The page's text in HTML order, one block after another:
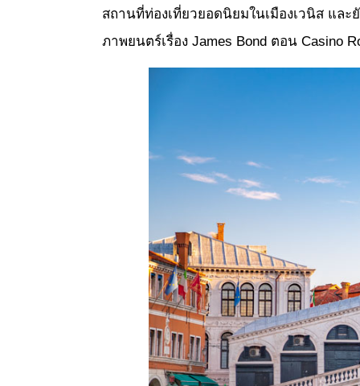
สถานที่ท่องเที่ยวยอดนิยมในเมืองเวนิส และ
ภาพยนตร์เรื่อง James Bond ตอน Casino